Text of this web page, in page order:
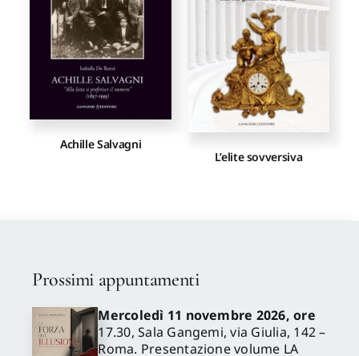
Proposte di pubblicazione
Gangemi Editore
Newsletter
Achille Salvagni
L’elite sovversiva
Prossimi appuntamenti
Mercoledì 11 novembre 2026, ore
17.30, Sala Gangemi, via Giulia, 142 –
Roma. Presentazione volume LA